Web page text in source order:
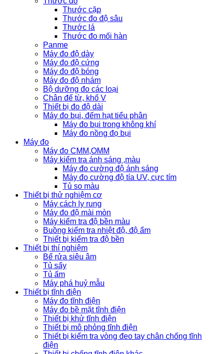
Thước cặp
Thước đo độ sâu
Thước lá
Thước đo mối hàn
Panme
Máy đo độ dày
Máy đo độ cứng
Máy đo độ bóng
Máy đo độ nhám
Bộ dưỡng đo các loại
Chân đế từ, khố V
Thiết bị đo độ dài
Máy đo bụi, đếm hạt tiểu phân
Máy đo bụi trong không khí
Máy đo nồng đọ bụi
Máy đo
Máy đo CMM,OMM
Máy kiểm tra ánh sáng ,màu
Máy đo cường độ ánh sáng
Máy đo cường độ tía UV, cực tím
Tủ so màu
Thiết bị thử nghiệm cơ
Máy cách ly rung
Máy đo độ mài mòn
Máy kiểm tra độ bền màu
Buồng kiểm tra nhiệt độ, độ ẩm
Thiết bị kiểm tra độ bền
Thiết bị thí nghiệm
Bể rửa siêu âm
Tủ sấy
Tủ ấm
Máy phá huỷ mẫu
Thiết bị tĩnh điện
Máy đo tĩnh điện
Máy đo bề mặt tĩnh điện
Thiết bị khử tĩnh điện
Thiết bị mô phỏng tĩnh điện
Thiết bị kiểm tra vòng đeo tay chân chống tĩnh
điện